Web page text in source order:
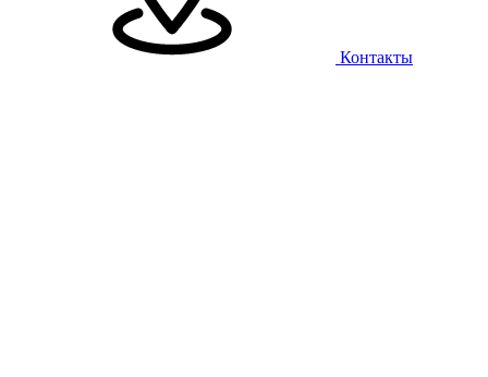
Контакты